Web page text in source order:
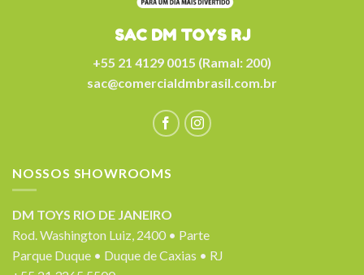
SAC DM TOYS RJ
+55 21 4129 0015 (Ramal: 200)
sac@comercialdmbrasil.com.br
NOSSOS SHOWROOMS
DM TOYS RIO DE JANEIRO
Rod. Washington Luiz, 2400 • Parte
Parque Duque • Duque de Caxias • RJ